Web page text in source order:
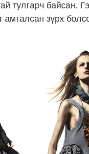
тулгарч байсан.
амталсан зүрх